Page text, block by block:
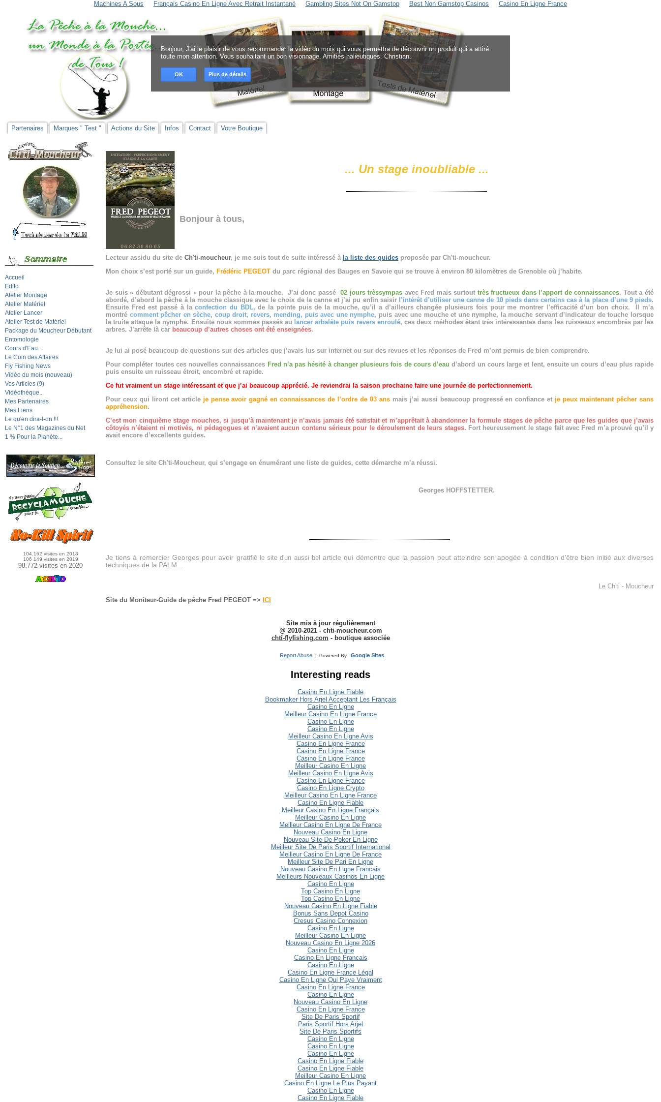
Bonjour, J'ai le plaisir de vous recommander la vidéo du mois qui vous permettra de découvrir un produit qui a attiré
toute mon attention. Vous souhaitant un bon visionnage. Amitiés halieutiques. Christian.
OK Plus de détails
Machines A Sous Français Casino En Ligne Avec Retrait Instantané Gambling Sites Not On Gamstop Best Non Gamstop Casinos Casino En Ligne France
Partenaires Marques " Test " Actions du Site Infos Contact Votre Boutique
Accueil
Edito
Atelier Montage
Atelier Matériel
Atelier Lancer
Atelier Test de Matériel
Package du Moucheur Débutant
Entomologie
Cours d'Eau...
Le Coin des Affaires
Fly Fishing News
Vidéo du mois (nouveau)
Vos Articles (9)
Vidéothèque...
Mes Partenaires
Mes Liens
Le qu'en dira-t-on !!!
Le N°1 des Magazines du Net
1 % Pour la Planète...
104.162 visites en 2018
106 149 visites en 2019
98.772 visites en 2020
... Un stage inoubliable...
Bonjour à tous,
Lecteur assidu du site de Ch'ti-moucheur, je me suis tout de suite intéressé à la liste des guides proposée par Ch'ti-moucheur.
Mon choix s’est porté sur un guide, Frédéric PEGEOT du parc régional des Bauges en Savoie qui se trouve à environ 80 kilomètres de Grenoble où j’habite.
Je suis « débutant dégrossi » pour la pêche à la mouche. J’ai donc passé02 jours trèssympas avec Fred mais surtout très fructueux dans l’apport de connaissances. Tout a été
abordé, d’abord la pêche à la mouche classique avec le choix de la canne et j’ai pu enfin saisir l’intérêt d’utiliser une canne de 10 pieds dans certains cas à la place d’une 9 pieds.
Ensuite Fred est passé à laconfection du BDL, de la pointe puis de la mouche, qu’il a d’ailleurs changée plusieurs fois pour me montrer l’efficacité d’un bon choix. Il m’a
montré comment pêcher en sèche, coup droit, revers, mending, puis avec une nymphe, puis avec une mouche et une nymphe, la mouche servant d’indicateur de touche lorsque
la truite attaque la nymphe. Ensuite nous sommes passés au lancer arbalète puis revers enroulé, ces deux méthodes étant très intéressantes dans les ruisseaux encombrés par les
arbres. J’arrête là car beaucoup d’autres choses ont été enseignées.
Je lui ai posé beaucoup de questions sur des articles que j’avais lus sur internet ou sur des revues et les réponses de Fred m’ont permis de bien comprendre.
Pour compléter toutes ces nouvelles connaissances Fred n’a pas hésité à changer plusieurs fois de cours d’eau d’abord un cours large et lent, ensuite un cours d’eau plus rapide
puis ensuite un ruisseau étroit, encombré et rapide.
Ce fut vraiment un stage intéressant et que j’ai beaucoup apprécié. Je reviendrai la saison prochaine faire une journée de perfectionnement.
Pour ceux qui liront cet article je pense avoir gagné en connaissances de l’ordre de 03 ansmais j’ai aussi beaucoup progressé en confiance et je peux maintenant pêcher sans
appréhension.
C’est mon cinquième stage mouches, si jusqu’à maintenant je n’avais jamais été satisfait et m’apprêtait à abandonner la formule stages de pêche parce que les guides que j’avais
côtoyés n’étaient ni motivés, ni pédagogues et n’avaient aucun contenu sérieux pour le déroulement de leurs stages. Fort heureusement le stage fait avec Fred m’a prouvé qu’il y
avait encore d’excellents guides.
Consultez le site Ch'ti-Moucheur, qui s’engage en énumérant une liste de guides, cette démarche m’a réussi.
Georges HOFFSTETTER.
Je tiens à remercier Georges pour avoir gratifié lesite d'un aussi bel article qui démontreque la passion peut atteindre son apogée à condition d'être bien initié aux diverses
techniques de la PALM...
Le Ch'ti - Moucheur
Site du Moniteur-Guide de pêche Fred PEGEOT => ICI
Site mis à jour régulièrement
@ 2010-2021 - chti-moucheur.com
chti-flyfishing.com - boutique associée
Report Abuse | Powered By Google Sites
Interesting reads
Casino En Ligne Fiable
Bookmaker Hors Arjel Acceptant Les Français
Casino En Ligne
Meilleur Casino En Ligne France
Casino En Ligne
Casino En Ligne
Meilleur Casino En Ligne Avis
Casino En Ligne France
Casino En Ligne France
Casino En Ligne France
Meilleur Casino En Ligne
Meilleur Casino En Ligne Avis
Casino En Ligne France
Casino En Ligne Crypto
Meilleur Casino En Ligne France
Casino En Ligne Fiable
Meilleur Casino En Ligne Français
Meilleur Casino En Ligne
Meilleur Casino En Ligne De France
Nouveau Casino En Ligne
Nouveau Site De Poker En Ligne
Meilleur Site De Paris Sportif International
Meilleur Casino En Ligne De France
Meilleur Site De Pari En Ligne
Nouveau Casino En Ligne Francais
Meilleurs Nouveaux Casinos En Ligne
Casino En Ligne
Top Casino En Ligne
Top Casino En Ligne
Nouveau Casino En Ligne Fiable
Bonus Sans Depot Casino
Cresus Casino Connexion
Casino En Ligne
Meilleur Casino En Ligne
Nouveau Casino En Ligne 2026
Casino En Ligne
Casino En Ligne Francais
Casino En Ligne
Casino En Ligne France Légal
Casino En Ligne Qui Paye Vraiment
Casino En Ligne France
Casino En Ligne
Nouveau Casino En Ligne
Casino En Ligne France
Site De Paris Sportif
Paris Sportif Hors Arjel
Site De Paris Sportifs
Casino En Ligne
Casino En Ligne
Casino En Ligne
Casino En Ligne Fiable
Casino En Ligne Fiable
Meilleur Casino En Ligne
Casino En Ligne Le Plus Payant
Casino En Ligne
Casino En Ligne Fiable